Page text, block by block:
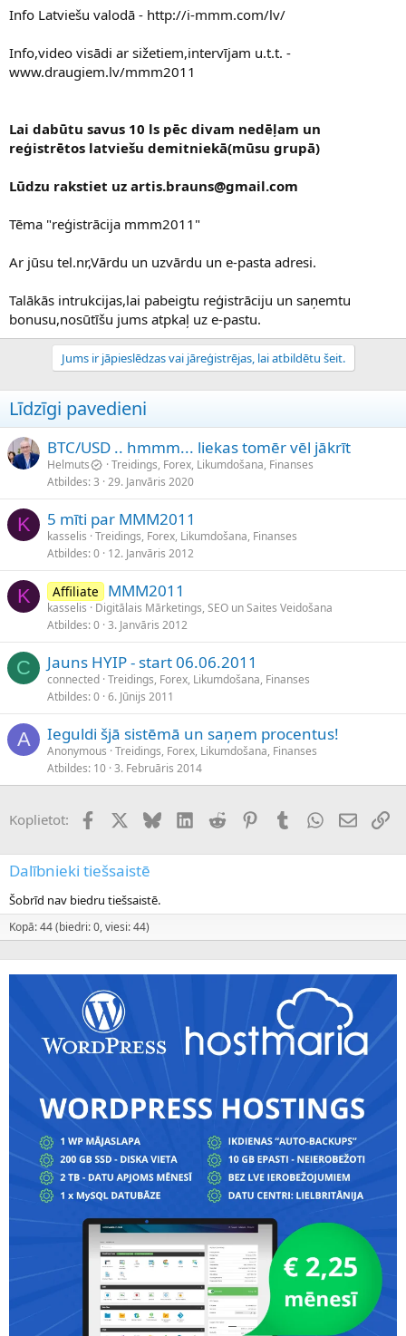
Info Latviešu valodā - http://i-mmm.com/lv/
Info,video visādi ar sižetiem,intervījam u.t.t. -
www.draugiem.lv/mmm2011
Lai dabūtu savus 10 ls pēc divam nedēļam un
reģistrētos latviešu demitniekā(mūsu grupā)
Lūdzu rakstiet uz artis.brauns@gmail.com
Tēma "reģistrācija mmm2011"
Ar jūsu tel.nr,Vārdu un uzvārdu un e-pasta adresi.
Talākās intrukcijas,lai pabeigtu reģistrāciju un saņemtu
bonusu,nosūtīšu jums atpkaļ uz e-pastu.
Jums ir jāpieslēdzas vai jāreģistrējas, lai atbildētu šeit.
Līdzīgi pavedieni
BTC/USD .. hmmm... liekas tomēr vēl jākrīt
Helmuts
Treidings, Forex, Likumdošana, Finanses
Atbildes 3 29. Janvāris 2020
K 5 mīti par MMM2011
kasselis Treidings, Forex, Likumdošana, Finanses
Atbildes 0 12. Janvāris 2012
K Affiliate MMM2011
kasselis
Digitālais Mārketings, SEO un Saites Veidošana
Atbildes 0 3. Janvāris 2012
C Jauns HYIP - start 06.06.2011
connected Treidings, Forex, Likumdošana, Finanses
Atbildes 0 6. Jūnijs 2011
A Ieguldi šjā sistēmā un saņem procentus!
Anonymous Treidings, Forex, Likumdošana, Finanses
Atbildes 10 3. Februāris 2014
Koplietot: FacebookX (Twitter)
BlueskyLinkedInReddit PinterestTumblrWhatsApp
E-pasts
Dalībnieki tiešsaistē
Šobrīd nav biedru tiešsaistē.
Kopā: 44 (biedri: 0, viesi: 44)